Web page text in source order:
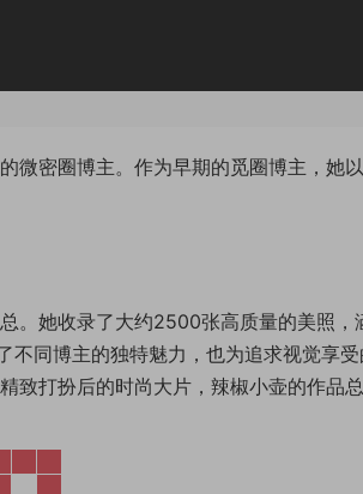
微密圈博主。作为早期的觅圈博主，她
。她收录了大约2500张高质量的美照，
不同博主的独特魅力，也为追求视觉享
打扮后的时尚大片，辣椒小壶的作品总